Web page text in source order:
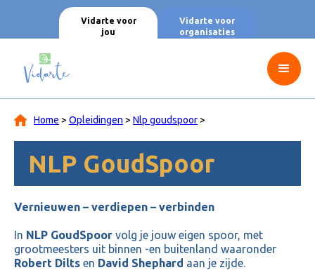
Vidarte voor
jou
Vidarte voor
organisaties
Home > Opleidingen > Nlp goudspoor>
NLP GoudSpoor
Vernieuwen – verdiepen – verbinden
In NLP GoudSpoor volg je jouw eigen spoor, met
grootmeesters uit binnen -en buitenland waaronder
Robert Dilts en David Shephard aan je zijde.